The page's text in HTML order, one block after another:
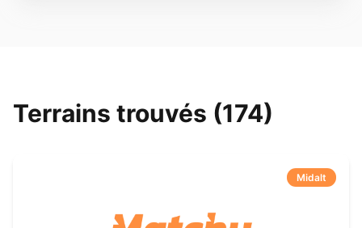
Terrains trouvés (174)
Midalt